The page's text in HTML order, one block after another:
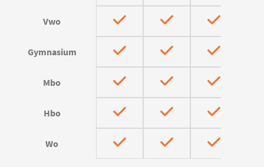
Vwo
Gymnasium
Mbo
Hbo
Wo